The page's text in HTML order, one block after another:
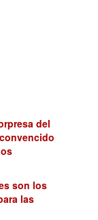
del
son los
las